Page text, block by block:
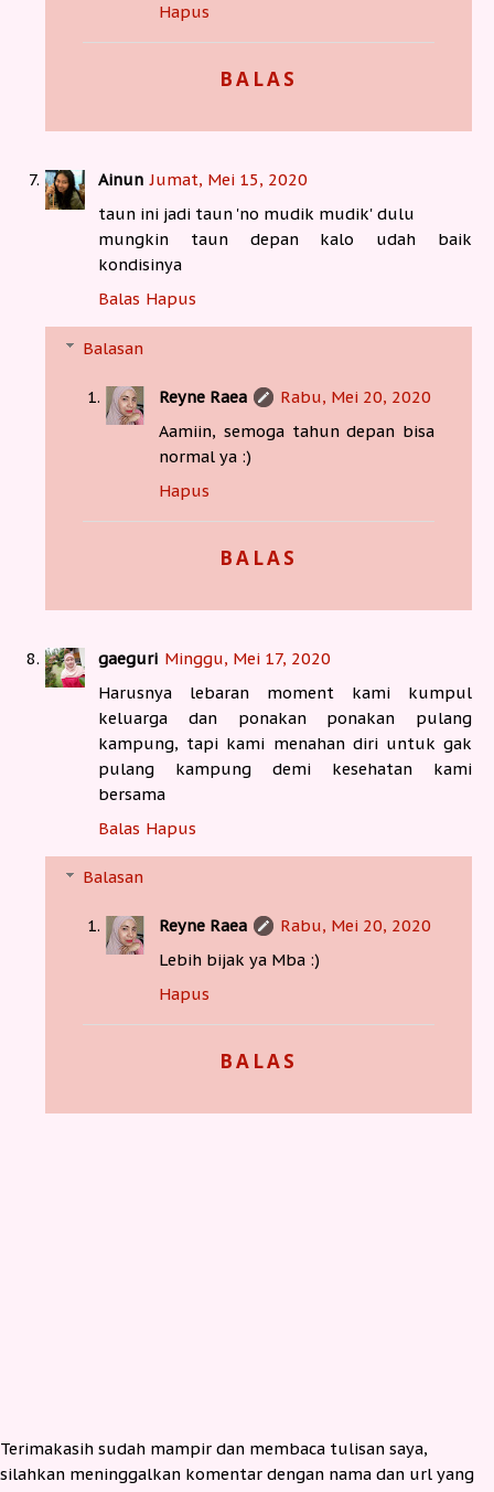
Hapus
BALAS
Ainun Jumat, Mei 15, 2020
taun ini jadi taun 'no mudik mudik' dulu
mungkin taun depan kalo udah baik
kondisinya
Balas Hapus
Balasan
Reyne Raea
Rabu, Mei 20, 2020
Aamiin, semoga tahun depan bisa
normal ya :)
Hapus
BALAS
gaeguri Minggu, Mei 17, 2020
Harusnya lebaran moment kami kumpul
keluarga dan ponakan ponakan pulang
kampung, tapi kami menahan diri untuk gak
pulang kampung demi kesehatan kami
bersama
Balas Hapus
Balasan
Reyne Raea
Rabu, Mei 20, 2020
Lebih bijak ya Mba :)
Hapus
BALAS
Terimakasih sudah mampir dan membaca tulisan saya,
silahkan meninggalkan komentar dengan nama dan url yang